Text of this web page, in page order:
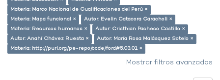
Materia: Marco Nacional de Cualificaciones del Perú ×
Materia: Mapa funcional ×
Autor: Evelin Catacora Caracholi ×
Materia: Recursos humanos ×
Autor: Cristhian Pacheco Castillo ×
Autor: Anahí Chávez Ruesta ×
Autor: María Rosa Malásquez Sotelo ×
Materia: http://purl.org/pe-repo/ocde/ford#5.03.01 ×
Mostrar filtros avanzados